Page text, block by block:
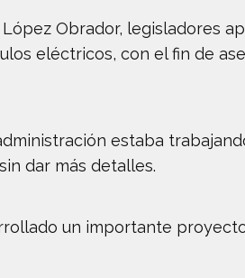
Obrador, legisladores
eléctricos, con el fin de
estaba
dar más detalles.
un importante